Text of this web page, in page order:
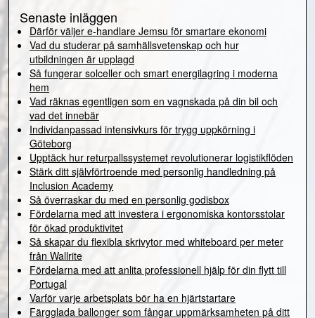
Senaste inläggen
Därför väljer e-handlare Jemsu för smartare ekonomi
Vad du studerar på samhällsvetenskap och hur
utbildningen är upplagd
Så fungerar solceller och smart energilagring i moderna
hem
Vad räknas egentligen som en vagnskada på din bil och
vad det innebär
Individanpassad intensivkurs för trygg uppkörning i
Göteborg
Upptäck hur returpallssystemet revolutionerar logistikflöden
Stärk ditt självförtroende med personlig handledning på
Inclusion Academy
Så överraskar du med en personlig godisbox
Fördelarna med att investera i ergonomiska kontorsstolar
för ökad produktivitet
Så skapar du flexibla skrivytor med whiteboard per meter
från Wallrite
Fördelarna med att anlita professionell hjälp för din flytt till
Portugal
Varför varje arbetsplats bör ha en hjärtstartare
Färgglada ballonger som fångar uppmärksamheten på ditt